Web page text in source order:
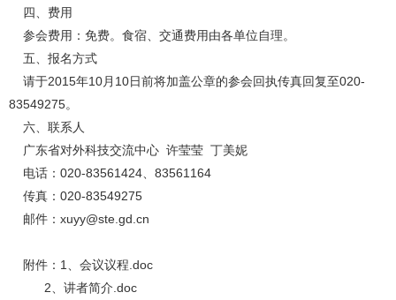
四、费用
参会费用：免费。食宿、交通费用由各单位自理。
五、报名方式
请于2015年10月10日前将加盖公章的参会回执传真回复至020-
83549275。
六、联系人
广东省对外科技交流中心 许莹莹 丁美妮
电话：020-83561424、83561164
传真：020-83549275
邮件： xuyy@ste.gd.cn
附件： 1、会议议程.doc
2、讲者简介.doc